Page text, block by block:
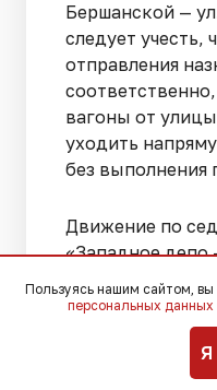
Бершанской —
следует учесть,
отправления
вагоны от
уходить
без выполнения
Движение по
«Западное депо
завершится
21:55 и от
причем после
проследуют в
Титаровской,
Пользуясь нашим сайтом, вы
персональных данных
Я